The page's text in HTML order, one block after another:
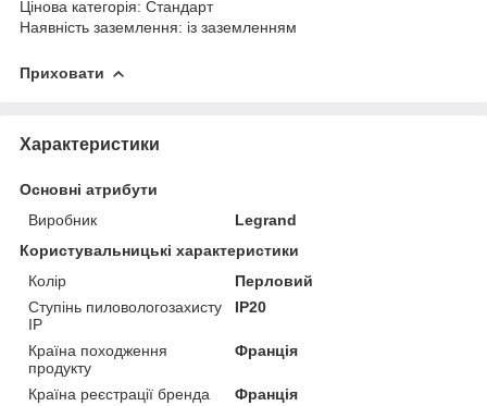
Цінова категорія: Стандарт
Наявність заземлення: із заземленням
Приховати
Характеристики
Основні атрибути
Виробник
Legrand
Користувальницькі характеристики
Колір
Перловий
Ступінь пиловологозахисту
IP
IP20
Країна походження
продукту
Франція
Країна реєстрації бренда
Франція